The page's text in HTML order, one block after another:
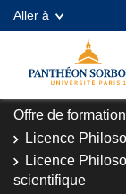
Aller à
Offre de formation
Licence
Licence
scientifique